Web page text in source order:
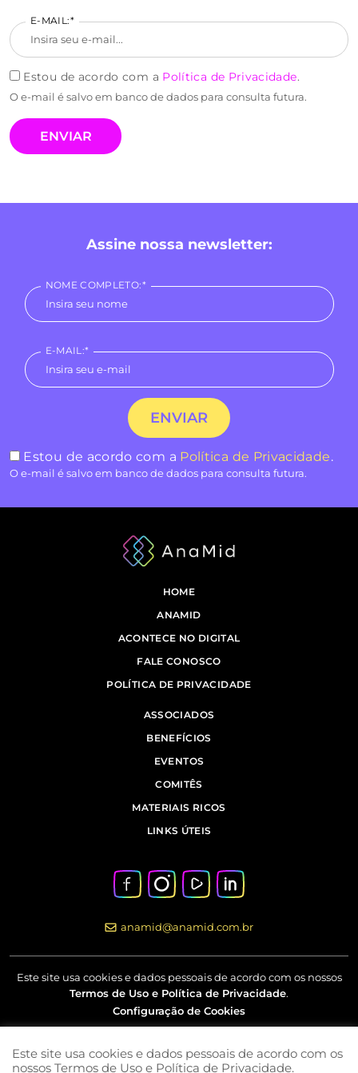
E-MAIL:*
Estou de acordo com a Política de Privacidade.
O e-mail é salvo em banco de dados para consulta futura.
Assine nossa newsletter:
NOME COMPLETO:*
E-MAIL:*
Estou de acordo com a Política de Privacidade.
O e-mail é salvo em banco de dados para consulta futura.
HOME
ANAMID
ACONTECE NO DIGITAL
FALE CONOSCO
POLÍTICA DE PRIVACIDADE
ASSOCIADOS
BENEFÍCIOS
EVENTOS
COMITÊS
MATERIAIS RICOS
LINKS ÚTEIS
anamid@anamid.com.br
Este site usa cookies e dados pessoais de acordo com os nossos
Termos de Uso e Política de Privacidade.
Configuração de Cookies
Av Marquês de São Vicente, nº 230 – 18º andar – Barra Funda –
Este site usa cookies e dados pessoais de acordo com os
nossos Termos de Uso e Política de Privacidade.